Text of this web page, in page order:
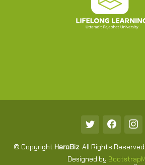
© Copyright HeroBiz. All Rights
Designed by